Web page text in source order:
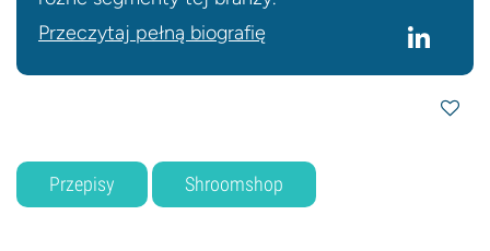
Przeczytaj pełną biografię
Przepisy Shroomshop